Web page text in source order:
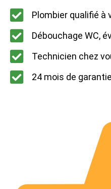
Plombier qualifié à
Débouchage WC,
Technicien chez
24 mois de garantie